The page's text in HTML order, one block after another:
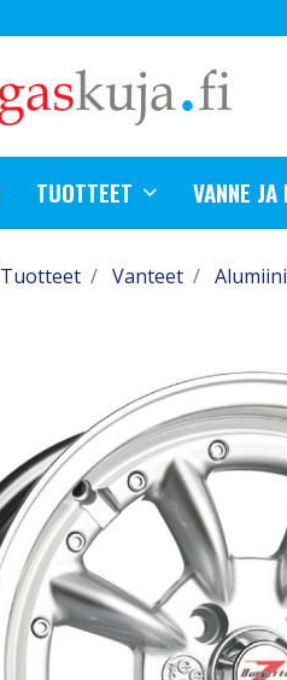
TUOTTEET VANNE JA
Tuotteet Vanteet